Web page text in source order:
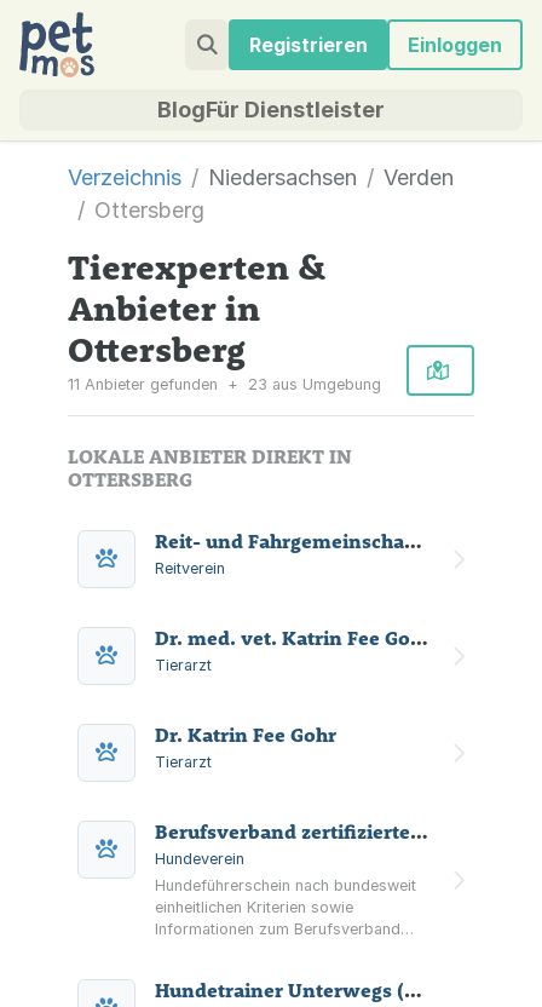
Registrieren Einloggen
BlogFür Dienstleister
Verzeichnis Niedersachsen
Verden
Ottersberg
Tierexperten &
Anbieter in
Ottersberg
11 Anbieter gefunden + 23 aus Umgebung
LOKALE ANBIETER DIREKT IN
OTTERSBERG
Reit- und Fahrgemeinschaft Fischerhude e.V.
Reitverein
Dr. med. vet. Katrin Fee Gohr Tierarztpraxis
Tierarzt
Dr. Katrin Fee Gohr
Tierarzt
Berufsverband zertifizierter Hundetrainer e.V.
Hundeverein
Hundeführerschein nach bundesweit
einheitlichen Kriterien sowie
Informationen zum Berufsverband
Neuigkeiten.
Hundetrainer Unterwegs (Benjamin Günther)